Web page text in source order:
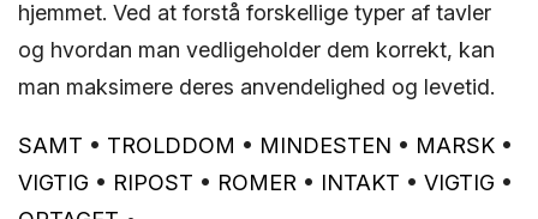
hjemmet. Ved at forstå forskellige typer af tavler
og hvordan man vedligeholder dem korrekt, kan
man maksimere deres anvendelighed og levetid.
SAMT • TROLDDOM • MINDESTEN • MARSK •
VIGTIG • RIPOST • ROMER • INTAKT • VIGTIG •